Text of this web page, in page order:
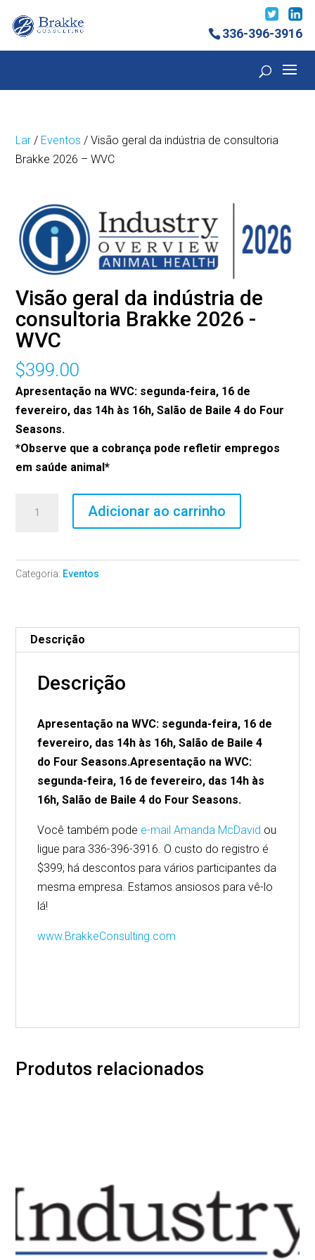
336-396-3916
Lar / Eventos / Visão geral da indústria de consultoria
Brakke 2026 – WVC
Visão geral da indústria de
consultoria Brakke 2026 -
WVC
$399.00
Apresentação na WVC: segunda-feira, 16 de
fevereiro, das 14h às 16h, Salão de Baile 4 do Four
Seasons.
*Observe que a cobrança pode refletir empregos
em saúde animal*
Industry
Overview
quantidade
Adicionar ao carrinho
Categoria: Eventos
Descrição
Descrição
Apresentação na WVC: segunda-feira, 16 de
fevereiro, das 14h às 16h, Salão de Baile 4
do Four Seasons.Apresentação na WVC:
segunda-feira, 16 de fevereiro, das 14h às
16h, Salão de Baile 4 do Four Seasons.
Você também pode e-mail Amanda McDavid ou
ligue para 336-396-3916. O custo do registro é
$399; há descontos para vários participantes da
mesma empresa. Estamos ansiosos para vê-lo
lá!
www.BrakkeConsulting.com
Produtos relacionados